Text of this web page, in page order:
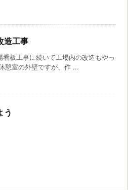
造工事
板工事に続いて工場内の改造もやっ
憩室の外壁ですが、作 ...
う